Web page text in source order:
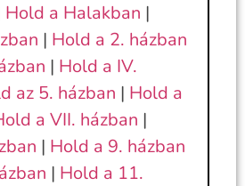
Hold a Halakban |
| Hold a 2. házban
| Hold a IV.
az 5. házban | Hold a
a VII. házban |
| Hold a 9. házban
| Hold a 11.